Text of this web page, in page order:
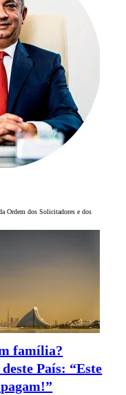
Ordem dos Solicitadores e dos
família?
País: “Este